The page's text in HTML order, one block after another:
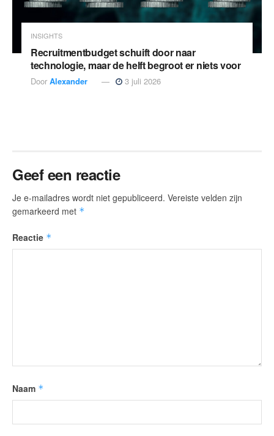
INSIGHTS
Recruitmentbudget schuift door naar
technologie, maar de helft begroot er niets voor
Door Alexander 3 juli 2026
Geef een reactie
Je e-mailadres wordt niet gepubliceerd. Vereiste velden zijn
gemarkeerd met *
Reactie *
Naam *